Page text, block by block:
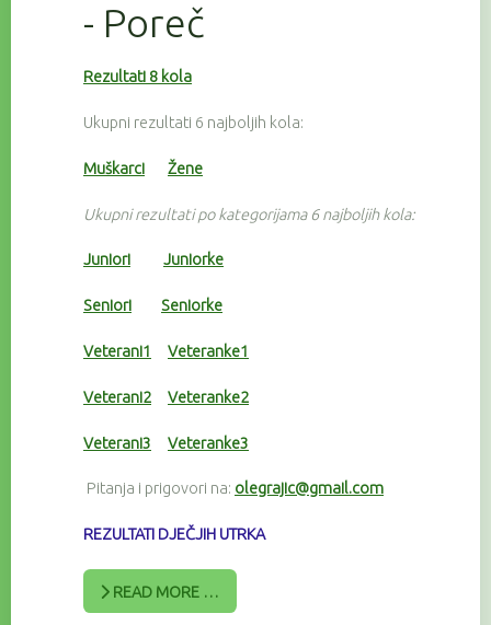
- Poreč
Rezultati 8 kola
Ukupni rezultati 6 najboljih kola:
Muškarci Žene
Ukupni rezultati po kategorijama 6 najboljih kola:
Juniori Juniorke
Seniori Seniorke
Veterani1 Veteranke1
Veterani2 Veteranke2
Veterani3 Veteranke3
Pitanja i prigovori na: olegrajic@gmail.com
REZULTATI DJEČJIH UTRKA
READ MORE …